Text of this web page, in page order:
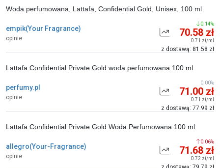
empik(Your Fragrance)
opinie
Woda perfumowana, Lattafa, Confidential Gold, Unisex, 100 ml
70.58 zł
0.71 zł/ml
z dostawą: 81.58 zł
0.14%
perfumy.pl
opinie
Lattafa Confidential Private Gold woda perfumowana 100 ml
71.00 zł
0.71 zł/ml
z dostawą: 77.99 zł
0.00%
allegro(Your-Fragrance)
opinie
Lattafa Confidential Private Gold Woda Perfumowana 100 ml
71.68 zł
0.72 zł/ml
0.06%